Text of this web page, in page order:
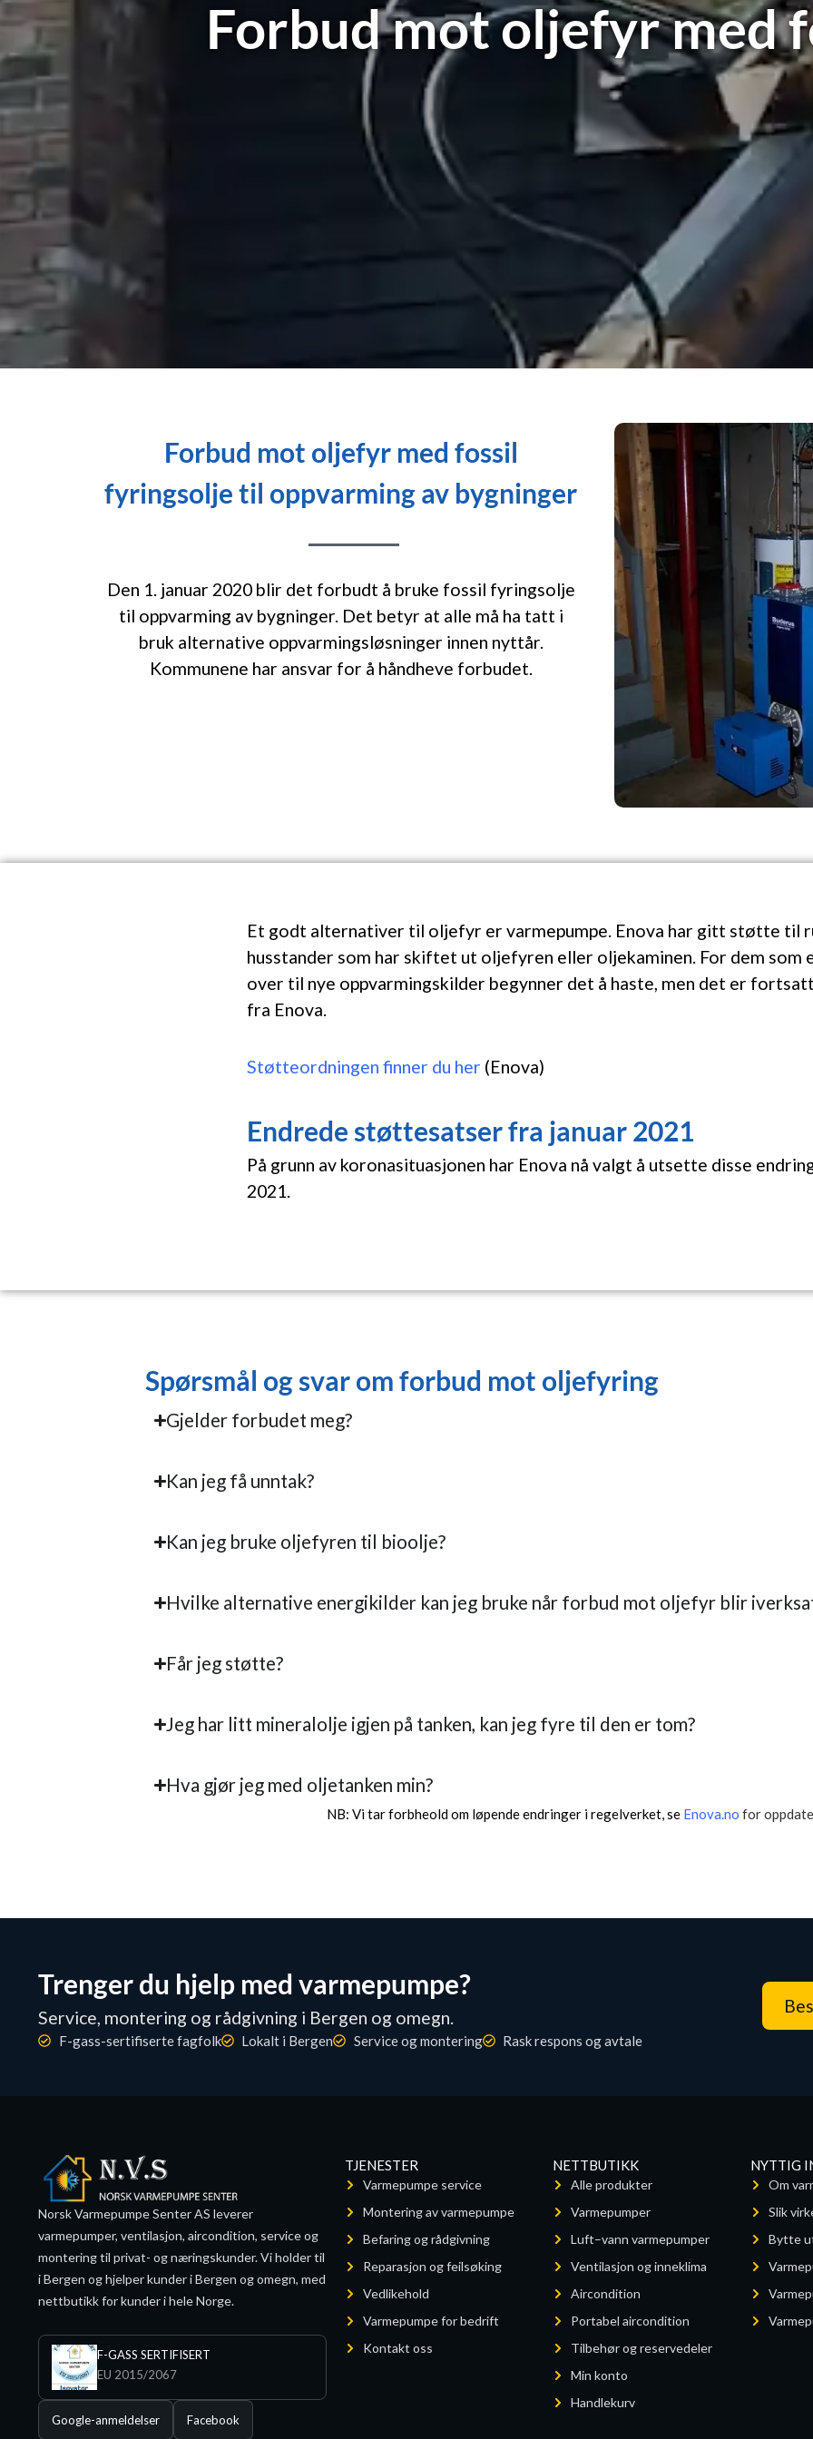
Forbud mot oljefyr med
Forbud mot oljefyr med fossil
fyringsolje til oppvarming av bygninger
Den 1. januar 2020 blir det forbudt å bruke fossil fyringsolje
til oppvarming av bygninger. Det betyr at alle må ha tatt i
bruk alternative oppvarmingsløsninger innen nyttår.
Kommunene har ansvar for å håndheve forbudet.
Et godt alternativer til oljefyr er varmepumpe. Enova har gitt støtte til
husstander som har skiftet ut oljefyren eller oljekaminen. For dem som
over til nye oppvarmingskilder begynner det å haste, men det er
fra Enova.
Støtteordningen finner du her (Enova)
Endrede støttesatser fra januar 2021
På grunn av koronasituasjonen har Enova nå valgt å utsette disse
2021.
Spørsmål og svar om forbud mot oljefyring
Gjelder forbudet meg?
Kan jeg få unntak?
Kan jeg bruke oljefyren til bioolje?
Hvilke alternative energikilder kan jeg bruke når forbud mot oljefyr blir
Får jeg støtte?
Jeg har litt mineralolje igjen på tanken, kan jeg fyre til den er tom?
Hva gjør jeg med oljetanken min?
NB: Vi tar forbheold om løpende endringer i regelverket, se Enova.no for
Trenger du hjelp med varmepumpe?
Service, montering og rådgivning i Bergen og omegn.
F-gass-sertifiserte fagfolk Lokalt i Bergen Service og montering Rask respons og avtale
Norsk Varmepumpe Senter AS leverer
varmepumper, ventilasjon, aircondition, service og
montering til privat- og næringskunder. Vi holder til
i Bergen og hjelper kunder i Bergen og omegn, med
nettbutikk for kunder i hele Norge.
F-GASS SERTIFISERT
EU 2015/2067
Google-anmeldelser Facebook
TJENESTER
Varmepumpe service
Montering av varmepumpe
Befaring og rådgivning
Reparasjon og feilsøking
Vedlikehold
Varmepumpe for bedrift
Kontakt oss
NETTBUTIKK
Alle produkter
Varmepumper
Luft–vann varmepumper
Ventilasjon og inneklima
Aircondition
Portabel aircondition
Tilbehør og reservedeler
Min konto
Handlekurv
NYTTIG
Om
Slik
Bytte